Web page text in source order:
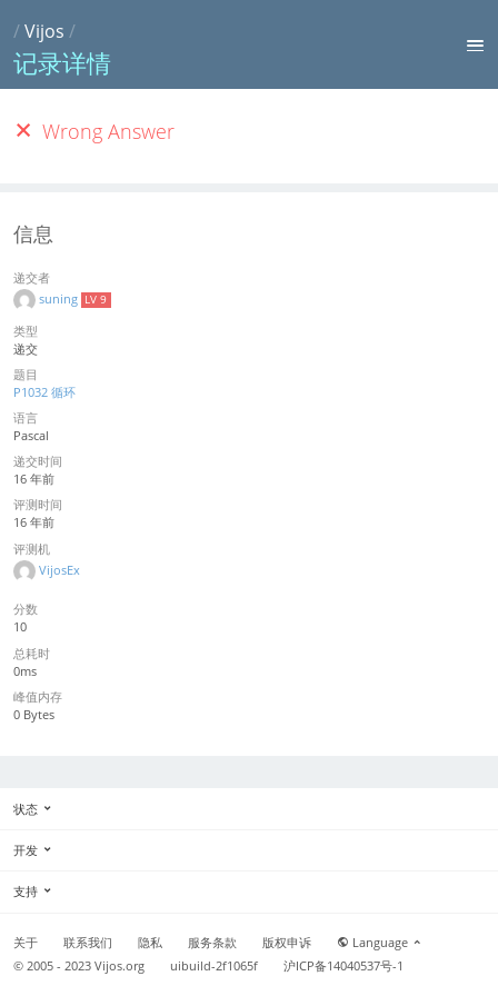
/Vijos /
记录详情
Wrong Answer
信息
递交者
suning LV 9
类型
递交
题目
P1032 循环
语言
Pascal
递交时间
16 年前
评测时间
16 年前
评测机
VijosEx
分数
10
总耗时
0ms
峰值内存
0 Bytes
状态
开发
支持
关于 联系我们 隐私 服务条款 版权申诉
Language
© 2005 - 2023Vijos.org uibuild-2f1065f 沪ICP备14040537号-1